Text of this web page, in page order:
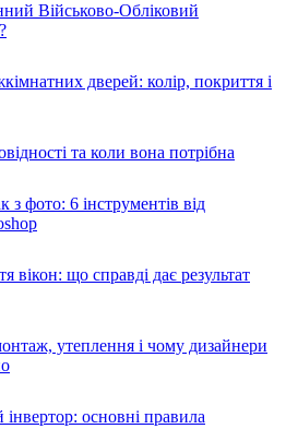
Військово-Обліковий
дверей: колір, покриття і
та коли вона потрібна
фото: 6 інструментів від
вікон: що справді дає результат
утеплення і чому дизайнери
основні правила